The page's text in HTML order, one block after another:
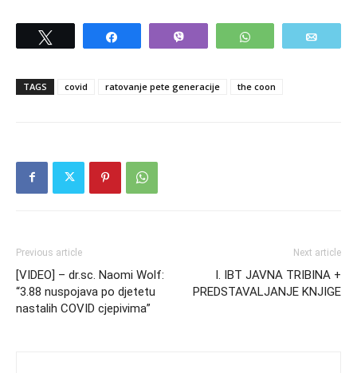
WhatsApp
TAGS covid ratovanje pete generacije the coon
Previous article
[VIDEO] – dr.sc. Naomi Wolf:
“3.88 nuspojava po djetetu
nastalih COVID cjepivima”
Next article
I. IBT JAVNA TRIBINA +
PREDSTAVALJANJE KNJIGE